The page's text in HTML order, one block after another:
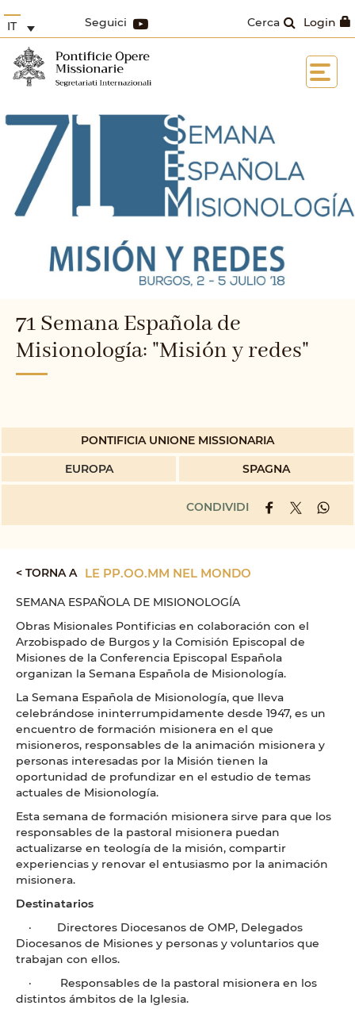
Login
Cerca
Seguici
IT
71 Semana Española de
Misionología: "Misión y redes"
PONTIFICIA UNIONE MISSIONARIA
EUROPA
SPAGNA
CONDIVIDI
< TORNA A LE PP.OO.MM NEL MONDO
SEMANA ESPAÑOLA DE MISIONOLOGÍA
Obras Misionales Pontificias en colaboración con el
Arzobispado de Burgos y la Comisión Episcopal de
Misiones de la Conferencia Episcopal Española
organizan la Semana Española de Misionología.
La Semana Española de Misionología, que lleva
celebrándose ininterrumpidamente desde 1947, es un
encuentro de formación misionera en el que
misioneros, responsables de la animación misionera y
personas interesadas por la Misión tienen la
oportunidad de profundizar en el estudio de temas
actuales de Misionología.
Esta semana de formación misionera sirve para que los
responsables de la pastoral misionera puedan
actualizarse en teología de la misión, compartir
experiencias y renovar el entusiasmo por la animación
misionera.
Destinatarios
· Directores Diocesanos de OMP, Delegados
Diocesanos de Misiones y personas y voluntarios que
trabajan con ellos.
· Responsables de la pastoral misionera en los
distintos ámbitos de la Iglesia.